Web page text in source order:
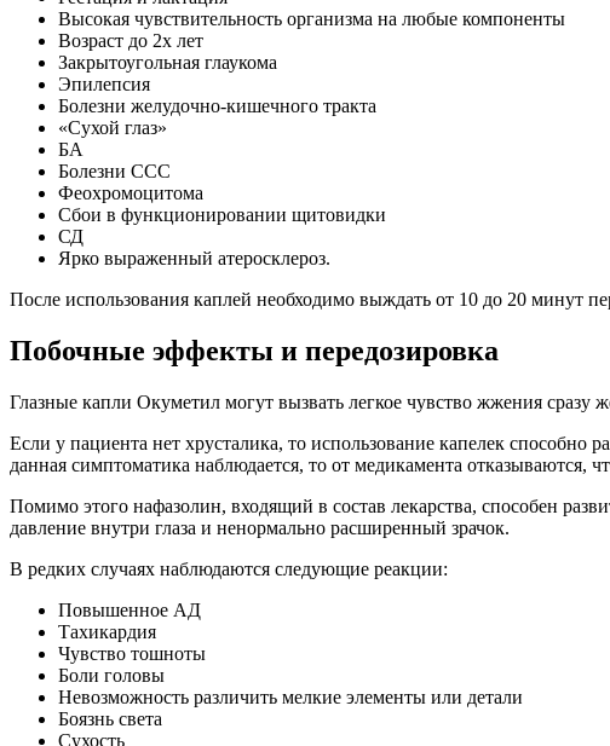
Высокая чувствительность организма на любые компоненты
Возраст до 2х лет
Закрытоугольная глаукома
Эпилепсия
Болезни желудочно-кишечного тракта
«Сухой глаз»
БА
Болезни ССС
Феохромоцитома
Сбои в функционировании щитовидки
СД
Ярко выраженный атеросклероз.
После использования каплей необходимо выждать от 10 до 20 минут
Побочные эффекты и передозировка
Глазные капли Окуметил могут вызвать легкое чувство жжения сразу
Если у пациента нет хрусталика, то использование капелек способно
данная симптоматика наблюдается, то от медикамента отказываются,
Помимо этого нафазолин, входящий в состав лекарства, способен
давление внутри глаза и ненормально расширенный зрачок.
В редких случаях наблюдаются следующие реакции:
Повышенное АД
Тахикардия
Чувство тошноты
Боли головы
Невозможность различить мелкие элементы или детали
Боязнь света
Сухость